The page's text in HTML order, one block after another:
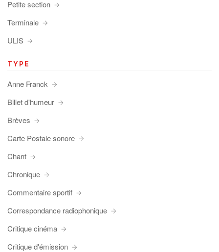
Petite section
Terminale
ULIS
TYPE
Anne Franck
Billet d'humeur
Brèves
Carte Postale sonore
Chant
Chronique
Commentaire sportif
Correspondance radiophonique
Critique cinéma
Critique d'émission